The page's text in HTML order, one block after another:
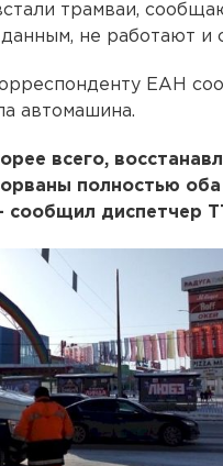
трамваи,
не работают и
ЕАН
автомашина.
всего,
полностью оба
сообщил диспетчер